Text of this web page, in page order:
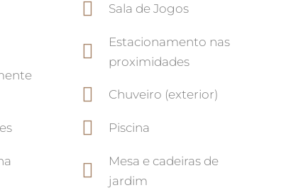
Sala de Jogos
Estacionamento nas
proximidades
Chuveiro (exterior)
Piscina
Mesa e cadeiras de
jardim